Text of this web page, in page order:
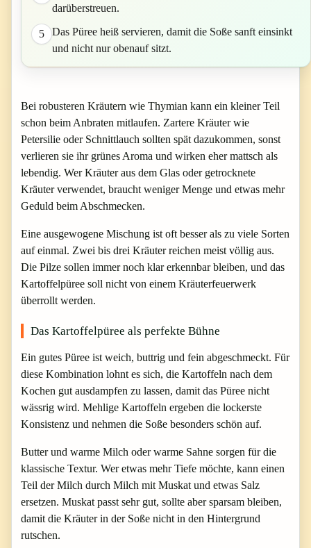
darüberstreuen.
5
Das Püree heiß servieren, damit die Soße sanft einsinkt
und nicht nur obenauf sitzt.
Bei robusteren Kräutern wie Thymian kann ein kleiner Teil
schon beim Anbraten mitlaufen. Zartere Kräuter wie
Petersilie oder Schnittlauch sollten spät dazukommen, sonst
verlieren sie ihr grünes Aroma und wirken eher mattsch als
lebendig. Wer Kräuter aus dem Glas oder getrocknete
Kräuter verwendet, braucht weniger Menge und etwas mehr
Geduld beim Abschmecken.
Eine ausgewogene Mischung ist oft besser als zu viele Sorten
auf einmal. Zwei bis drei Kräuter reichen meist völlig aus.
Die Pilze sollen immer noch klar erkennbar bleiben, und das
Kartoffelpüree soll nicht von einem Kräuterfeuerwerk
überrollt werden.
Das Kartoffelpüree als perfekte Bühne
Ein gutes Püree ist weich, buttrig und fein abgeschmeckt. Für
diese Kombination lohnt es sich, die Kartoffeln nach dem
Kochen gut ausdampfen zu lassen, damit das Püree nicht
wässrig wird. Mehlige Kartoffeln ergeben die lockerste
Konsistenz und nehmen die Soße besonders schön auf.
Butter und warme Milch oder warme Sahne sorgen für die
klassische Textur. Wer etwas mehr Tiefe möchte, kann einen
Teil der Milch durch Milch mit Muskat und etwas Salz
ersetzen. Muskat passt sehr gut, sollte aber sparsam bleiben,
damit die Kräuter in der Soße nicht in den Hintergrund
rutschen.